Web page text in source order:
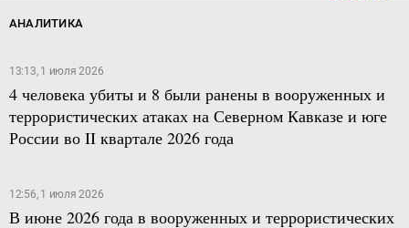
АНАЛИТИКА
13:13, 1 июля 2026
4 человека убиты и 8 были ранены в вооруженных и
террористических атаках на Северном Кавказе и юге
России во II квартале 2026 года
12:56, 1 июля 2026
В июне 2026 года в вооруженных и террористических